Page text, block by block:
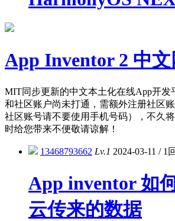
App Inventor 2 中文
MIT同步更新的中文本土化在线App开发
和社区账户尚未打通，需额外注册社区
社区账号请不要使用手机号码），不久
时给您带来不便敬请谅解！
13468793662 Lv.1 2024-03-11 /1
App inventor 如
云传来的数据